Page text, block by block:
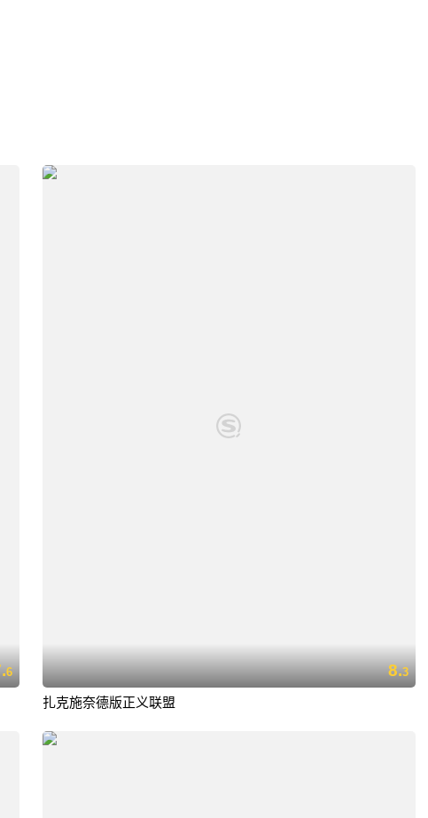
6 8.3
扎克施奈德版正义联盟